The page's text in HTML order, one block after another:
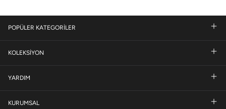
POPÜLER KATEGORİLER
KOLEKSİYON
YARDIM
KURUMSAL